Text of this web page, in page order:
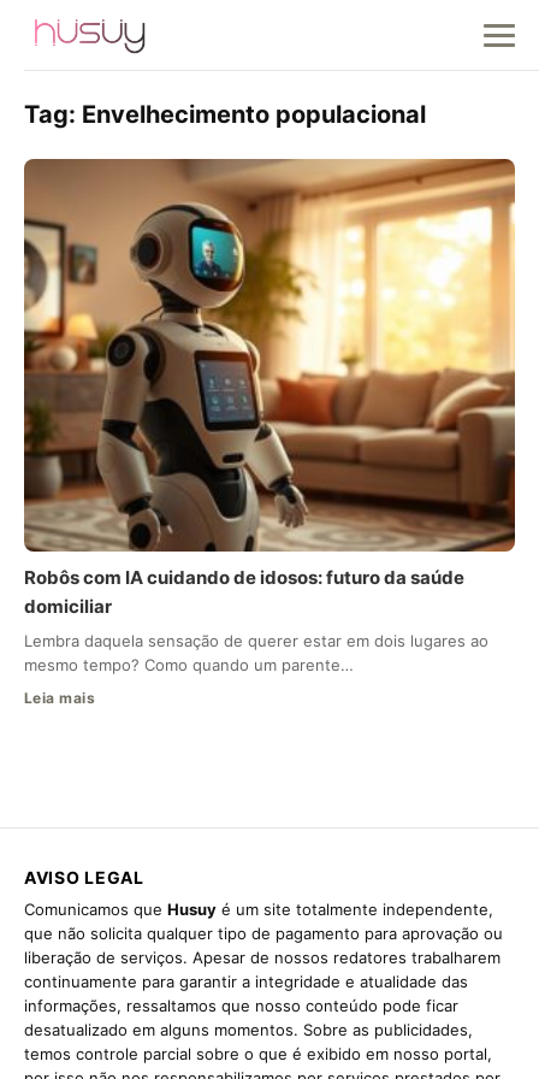
Tag: Envelhecimento populacional
Robôs com IA cuidando de idosos: futuro da saúde
domiciliar
Lembra daquela sensação de querer estar em dois lugares ao
mesmo tempo? Como quando um parente…
Leia mais
AVISO LEGAL
Comunicamos que Husuy é um site totalmente independente,
que não solicita qualquer tipo de pagamento para aprovação ou
liberação de serviços. Apesar de nossos redatores trabalharem
continuamente para garantir a integridade e atualidade das
informações, ressaltamos que nosso conteúdo pode ficar
desatualizado em alguns momentos. Sobre as publicidades,
temos controle parcial sobre o que é exibido em nosso portal,